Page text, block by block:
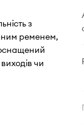
з
ременем,
чи